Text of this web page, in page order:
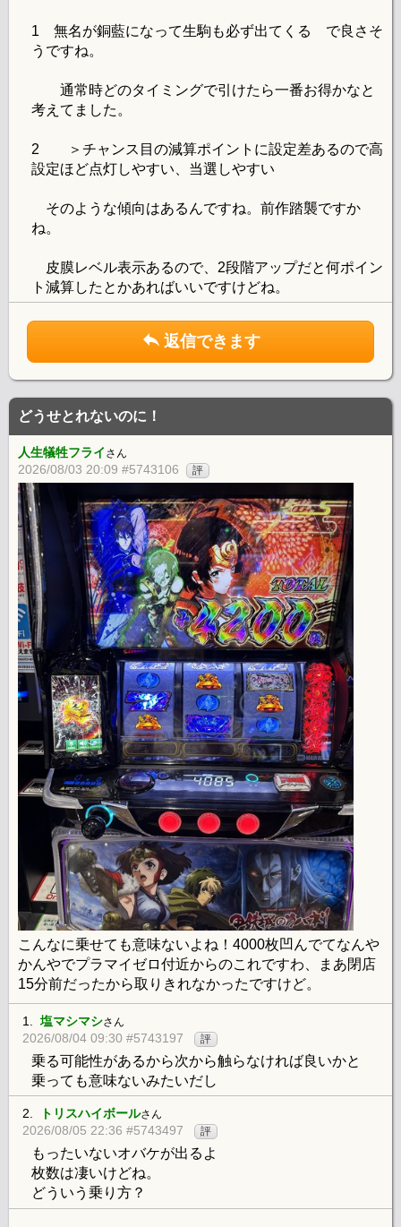
1 無名が銅藍になって生駒も必ず出てくる で良さそ
うですね。
通常時どのタイミングで引けたら一番お得かなと
考えてました。
2 ＞チャンス目の減算ポイントに設定差あるので高
設定ほど点灯しやすい、当選しやすい
そのような傾向はあるんですね。前作踏襲ですか
ね。
皮膜レベル表示あるので、2段階アップだと何ポイン
ト減算したとかあればいいですけどね。
返信できます
どうせとれないのに！
人生犠牲フライ さん
2026/08/03 20:09 #5743106 評
こんなに乗せても意味ないよね！4000枚凹んでてなんや
かんやでプラマイゼロ付近からのこれですわ、まあ閉店
15分前だったから取りきれなかったですけど。
1. 塩マシマシさん
2026/08/04 09:30 #5743197 評
乗る可能性があるから次から触らなければ良いかと
乗っても意味ないみたいだし
2. トリスハイボールさん
2026/08/05 22:36 #5743497 評
もったいないオバケが出るよ
枚数は凄いけどね。
どういう乗り方？